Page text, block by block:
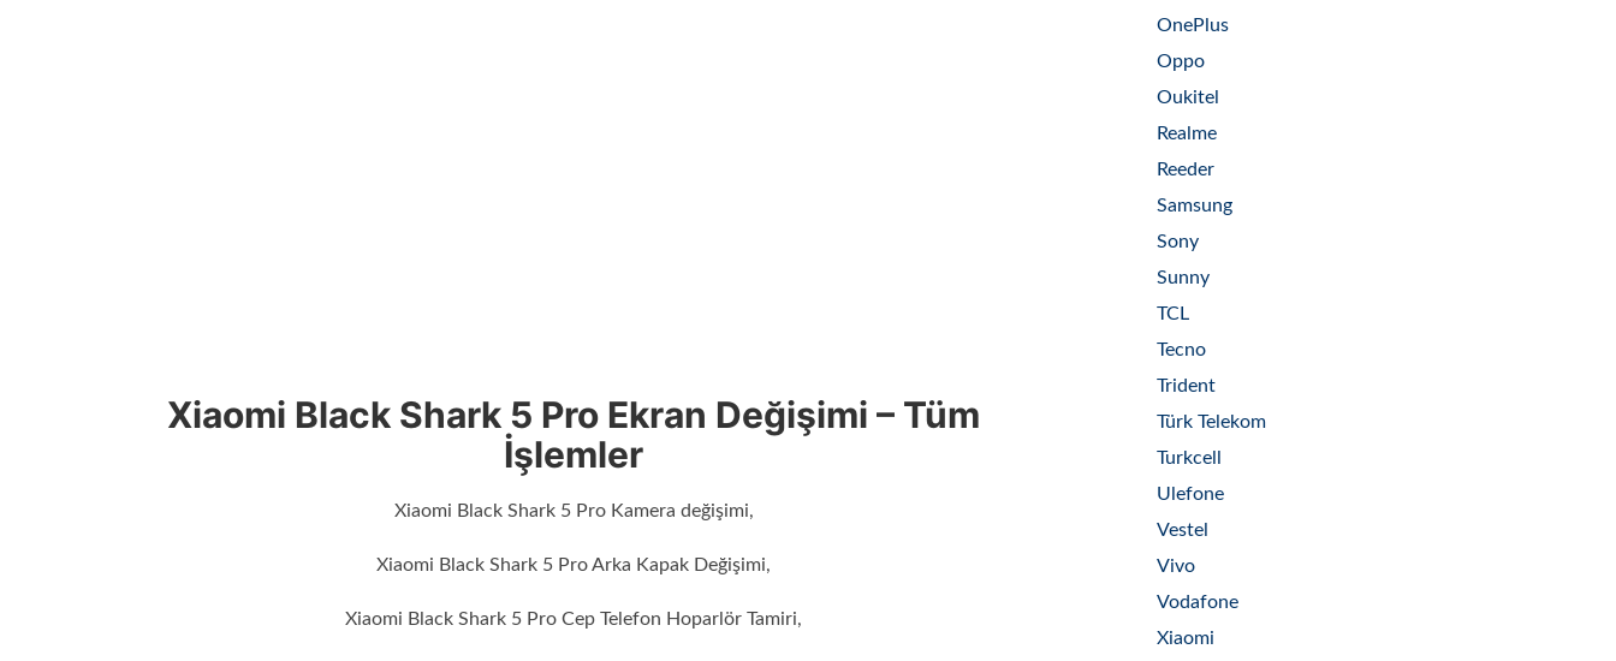
Xiaomi Black Shark 5 Pro Ekran Değişimi – Tüm
İşlemler
Xiaomi Black Shark 5 Pro Kamera değişimi,
Xiaomi Black Shark 5 Pro Arka Kapak Değişimi,
Xiaomi Black Shark 5 Pro Cep Telefon Hoparlör Tamiri,
OnePlus
Oppo
Oukitel
Realme
Reeder
Samsung
Sony
Sunny
TCL
Tecno
Trident
Türk Telekom
Turkcell
Ulefone
Vestel
Vivo
Vodafone
Xiaomi